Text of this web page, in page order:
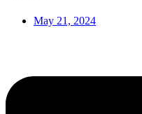
May 21, 2024